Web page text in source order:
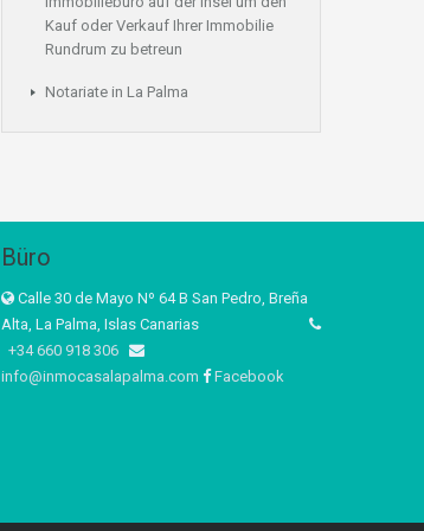
Kauf oder Verkauf Ihrer Immobilie
Rundrum zu betreun
Notariate in La Palma
Büro
Calle 30 de Mayo Nº 64 B San Pedro, Breña
Alta, La Palma, Islas Canarias
+34 660 918 306
info@inmocasalapalma.com
Facebook